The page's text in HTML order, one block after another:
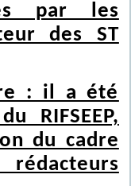
par les
des ST
: il a été
RIFSEEP,
du cadre